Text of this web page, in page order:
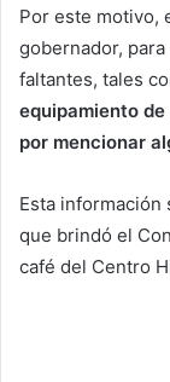
Por este motivo,
gobernador,
faltantes, tales
equipamiento
por mencionar
Esta información
que brindó el
café del Centro